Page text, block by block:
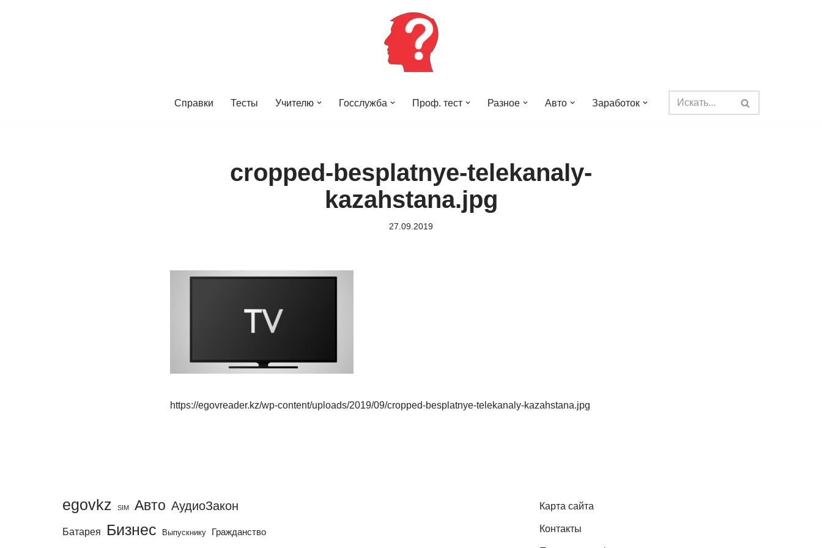
Справки Тесты Учителю Госслужба Проф. тест Разное Авто Заработок
cropped-besplatnye-telekanaly-
kazahstana.jpg
27.09.2019
https://egovreader.kz/wp-content/uploads/2019/09/cropped-besplatnye-telekanaly-kazahstana.jpg
egovkz SIM Авто АудиоЗакон
Батарея Бизнес Выпускнику Гражданство
Карта сайта
Контакты